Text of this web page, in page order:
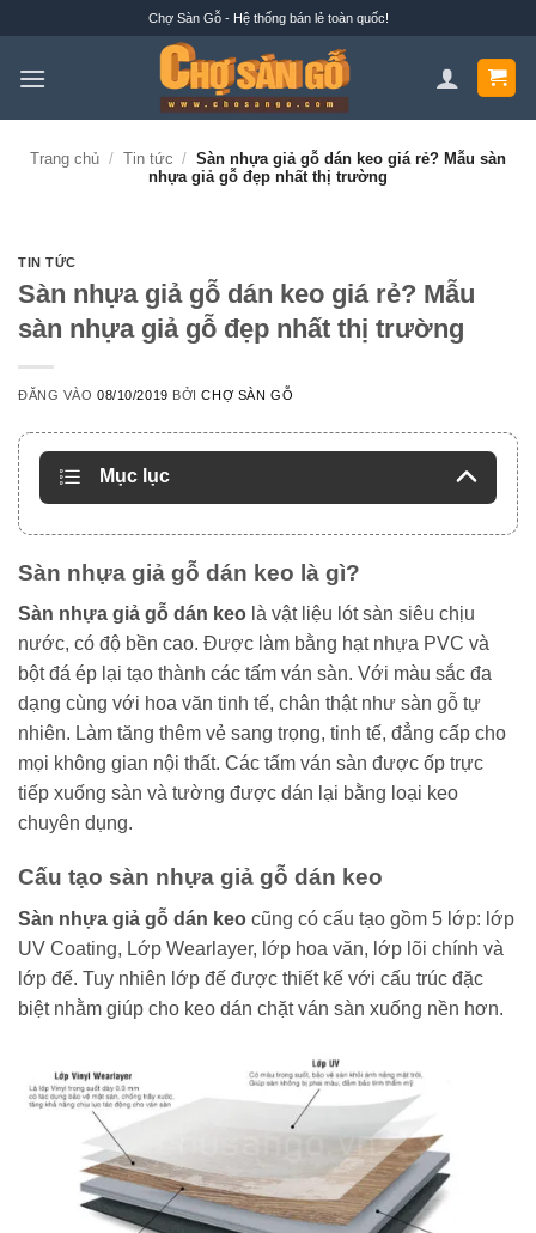
nội
Chợ Sàn Gỗ - Hệ thống bán lẻ toàn quốc!
Trang chủ / Tin tức / Sàn nhựa giả gỗ dán keo giá rẻ? Mẫu sàn
nhựa giả gỗ đẹp nhất thị trường
TIN TỨC
Sàn nhựa giả gỗ dán keo giá rẻ? Mẫu
sàn nhựa giả gỗ đẹp nhất thị trường
ĐĂNG VÀO08/10/2019 BỞICHỢ SÀN GỖ
Mục lục
Sàn nhựa giả gỗ dán keo là gì?
Sàn nhựa giả gỗ dán keo là vật liệu lót sàn siêu chịu
nước, có độ bền cao. Được làm bằng hạt nhựa PVC và
bột đá ép lại tạo thành các tấm ván sàn. Với màu sắc đa
dạng cùng với hoa văn tinh tế, chân thật như sàn gỗ tự
nhiên. Làm tăng thêm vẻ sang trọng, tinh tế, đẳng cấp cho
mọi không gian nội thất. Các tấm ván sàn được ốp trực
tiếp xuống sàn và tường được dán lại bằng loại keo
chuyên dụng.
Cấu tạo sàn nhựa giả gỗ dán keo
Sàn nhựa giả gỗ dán keo cũng có cấu tạo gồm 5 lớp: lớp
UV Coating, Lớp Wearlayer, lớp hoa văn, lớp lõi chính và
lớp đế. Tuy nhiên lớp đế được thiết kế với cấu trúc đặc
biệt nhằm giúp cho keo dán chặt ván sàn xuống nền hơn.